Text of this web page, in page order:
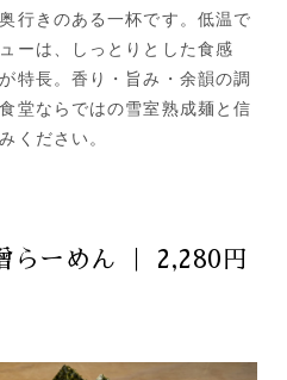
行きのある一杯です。低温で
ーは、しっとりとした食感
特長。香り・旨み・余韻の調
堂ならではの雪室熟成麺と信
ください。
ーめん ｜ 2,280円